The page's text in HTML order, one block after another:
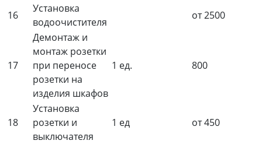
16
Установка
водоочистителя
от 2500
17
Демонтаж и
монтаж розетки
при переносе
розетки на
изделия шкафов
1 ед. 800
18
Установка
розетки и
выключателя
1 ед от 450